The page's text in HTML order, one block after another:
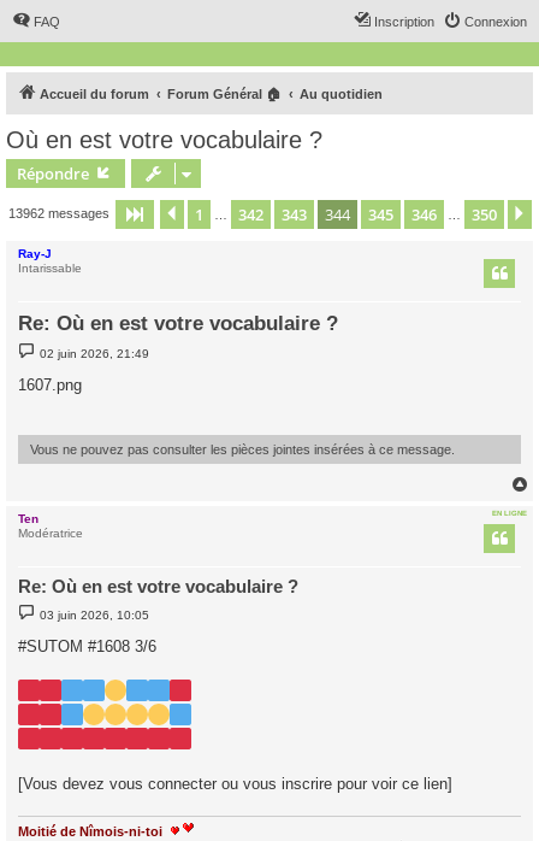
FAQ Connexion
Inscription
Accueil du forum Forum Général 🏠 Au quotidien
Où en est votre vocabulaire ?
Répondre
13962 messages Page 344 sur350
Précédent
1 342 343 344 345 346 350
Ray-J
Intarissable
Re: Où en est votre vocabulaire ?
M
e
s
s
e
02 juin 2026, 21:49
1607.png
Vous ne pouvez pas consulter les pièces jointes insérées à ce message.
EN LIGNE
Ten
Modératrice
Re: Où en est votre vocabulaire ?
M
e
s
s
g
03 juin 2026, 10:05
#SUTOM #1608 3/6
[Vous devez vous connecter ou vous inscrire pour voir ce lien]
Moitié de Nîmois-ni-toi